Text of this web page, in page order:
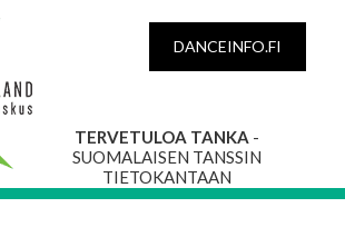
DANCEINFO.FI
TERVETULOA TANKA -
SUOMALAISEN TANSSIN
TIETOKANTAAN